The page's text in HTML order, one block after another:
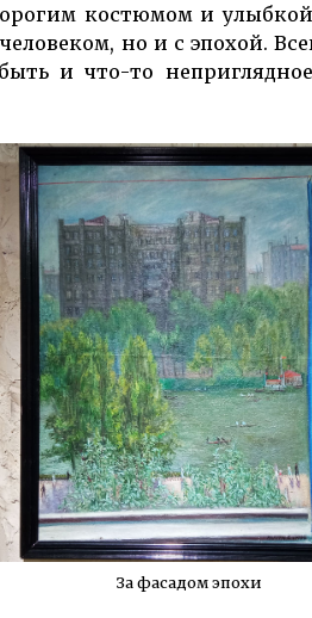
костюмом и
но и с эпохой.
и что-то
За фасадом эпохи